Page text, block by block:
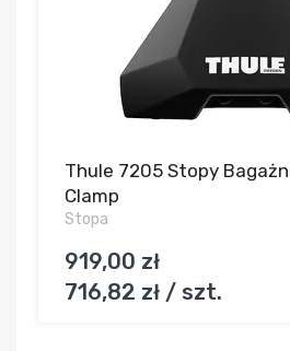
Thule 7205 Stopy
Clamp
Stopa
919,00 zł
716,82 zł / szt.